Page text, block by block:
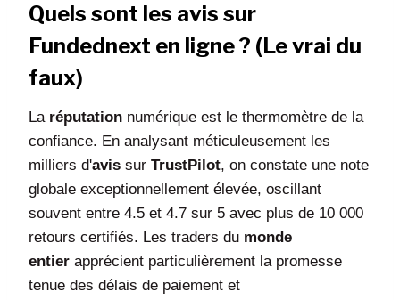
Quels sont les avis sur
Fundednext en ligne ? (Le vrai du
faux)
La réputation numérique est le thermomètre de la
confiance. En analysant méticuleusement les
milliers d'avis sur TrustPilot, on constate une note
globale exceptionnellement élevée, oscillant
souvent entre 4.5 et 4.7 sur 5 avec plus de 10 000
retours certifiés. Les traders du monde
entier apprécient particulièrement la promesse
tenue des délais de paiement et